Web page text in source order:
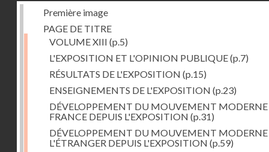
Première image
PAGE DE TITRE
VOLUME XIII (p.5)
L'EXPOSITION ET L'OPINION PUBLIQUE(p.7)
RÉSULTATS DE L'EXPOSITION (p.15)
ENSEIGNEMENTS DE L'EXPOSITION (p.23)
DÉVELOPPEMENT DU MOUVEMENT
FRANCE DEPUIS L'EXPOSITION (p.31)
DÉVELOPPEMENT DU MOUVEMENT
L'ÉTRANGER DEPUIS L'EXPOSITION (p.59)